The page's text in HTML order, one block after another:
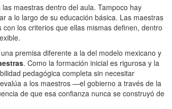
maestras dentro del aula. Tampoco hay
a lo largo de su educación básica. Las maestras
los criterios que ellas mismas definen, dentro
premisa diferente a la del modelo mexicano y
. Como la formación inicial es rigurosa y la
pedagógica completa sin necesitar
a los maestros —el gobierno a través de la
de que esa confianza nunca se construyó de